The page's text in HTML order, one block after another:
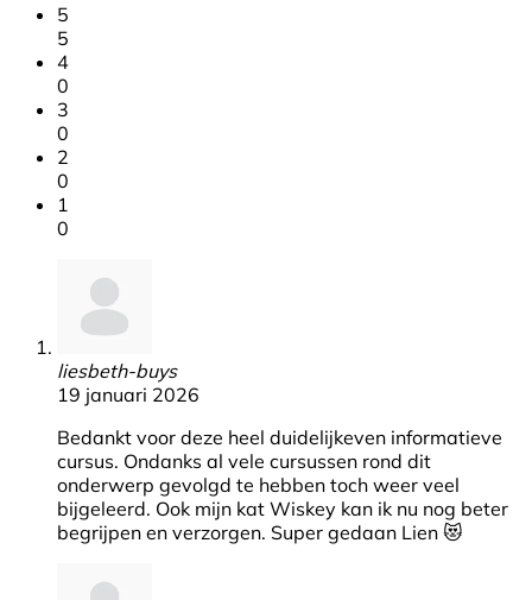
5
5
4
0
3
0
2
0
1
0
liesbeth-buys
19 januari 2026
Bedankt voor deze heel duidelijkeven informatieve
cursus. Ondanks al vele cursussen rond dit
onderwerp gevolgd te hebben toch weer veel
bijgeleerd. Ook mijn kat Wiskey kan ik nu nog beter
begrijpen en verzorgen. Super gedaan Lien 😻